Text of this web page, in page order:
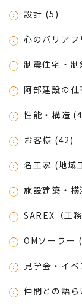
設計 (5)
心のバリア
制震住宅・
阿部建設の
性能・構造
お客様 (42)
名工家 (地域
施設建築・
SAREX（工
OMソーラー
見学会・イ
仲間との語